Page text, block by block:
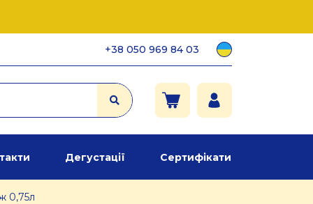
+38 050 969 84 03
Дегустації Сертифікати
0,75л